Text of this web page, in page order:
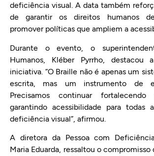
deficiência visual. A data também
de garantir os direitos humanos
promover políticas que ampliem a
Durante o evento, o
Humanos, Kléber Pyrrho, destacou
iniciativa. “O Braille não é apenas um
escrita, mas um instrumento de
Precisamos continuar
garantindo acessibilidade para todas
deficiência visual”, afirmou.
A diretora da Pessoa com
Maria Eduarda, ressaltou o